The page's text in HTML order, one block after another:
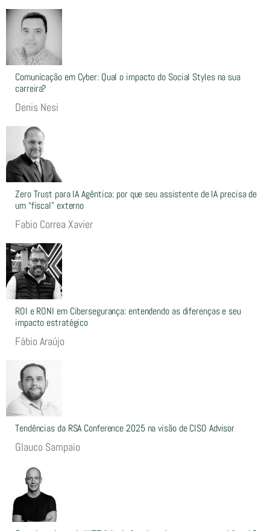
Comunicação em Cyber: Qual o impacto do Social Styles na sua
carreira?
Denis Nesi
Zero Trust para IA Agêntica: por que seu assistente de IA precisa de
um “fiscal” externo
Fabio Correa Xavier
ROI e RONI em Cibersegurança: entendendo as diferenças e seu
impacto estratégico
Fábio Araújo
Tendências da RSA Conference 2025 na visão de CISO Advisor
Glauco Sampaio